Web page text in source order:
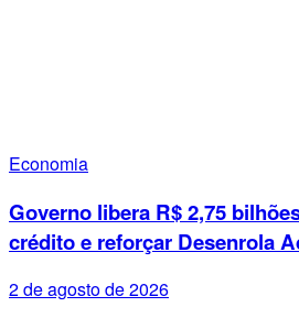
Economia
Governo libera R$ 2,75
crédito e reforçar Desenrola
2 de agosto de 2026